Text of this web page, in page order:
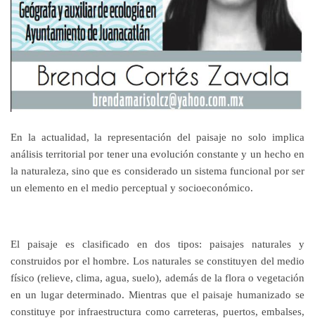
En la actualidad, la representación del paisaje no solo implica
análisis territorial por tener una evolución constante y un hecho en
la naturaleza, sino que es considerado un sistema funcional por ser
un elemento en el medio perceptual y socioeconómico.
El paisaje es clasificado en dos tipos: paisajes naturales y
construidos por el hombre. Los naturales se constituyen del medio
físico (relieve, clima, agua, suelo), además de la flora o vegetación
en un lugar determinado. Mientras que el paisaje humanizado se
constituye por infraestructura como carreteras, puertos, embalses,